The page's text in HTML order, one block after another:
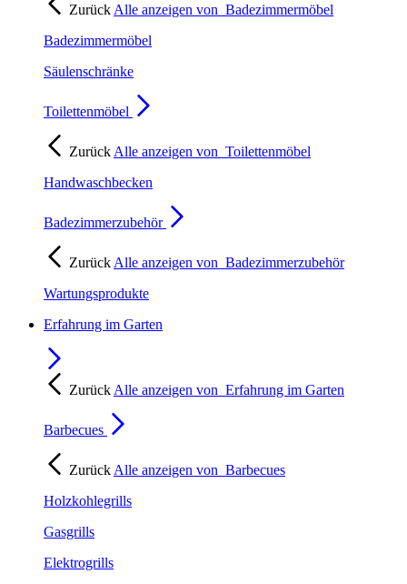
Zurück Alle anzeigen von Badezimmermöbel
Badezimmermöbel
Säulenschränke
Toilettenmöbel
Zurück Alle anzeigen von Toilettenmöbel
Handwaschbecken
Badezimmerzubehör
Zurück Alle anzeigen von Badezimmerzubehör
Wartungsprodukte
Erfahrung im Garten
Zurück Alle anzeigen von Erfahrung im Garten
Barbecues
Zurück Alle anzeigen von Barbecues
Holzkohlegrills
Gasgrills
Elektrogrills